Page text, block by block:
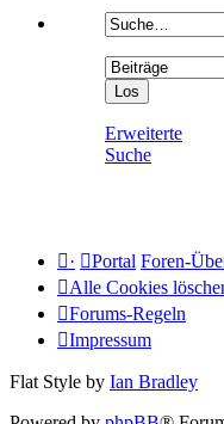
Erweiterte
Suche
· Portal Foren-
Alle Cookies
Forums-Regeln
Impressum
Flat Style by Ian Bradley